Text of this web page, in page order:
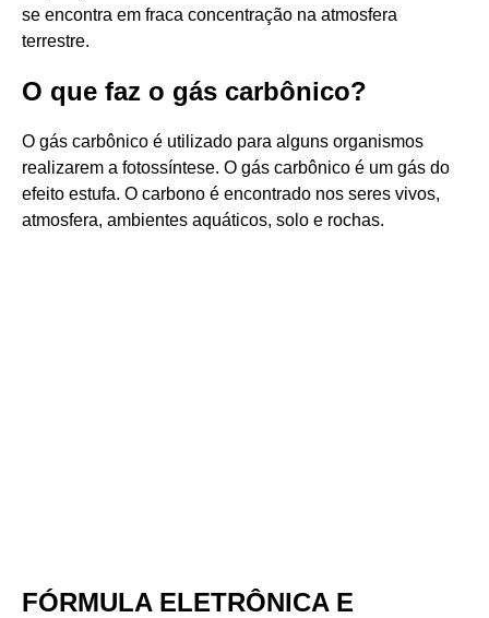
se encontra em fraca concentração na atmosfera
terrestre.
O que faz o gás carbônico?
O gás carbônico é utilizado para alguns organismos
realizarem a fotossíntese. O gás carbônico é um gás do
efeito estufa. O carbono é encontrado nos seres vivos,
atmosfera, ambientes aquáticos, solo e rochas.
FÓRMULA ELETRÔNICA E